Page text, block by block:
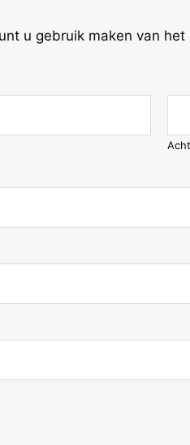
u gebruik maken van